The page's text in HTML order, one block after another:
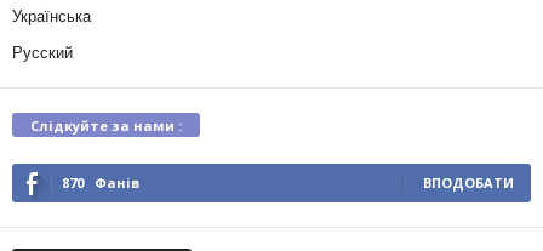
Українська
Русский
Слідкуйте за нами :
870 Фанів ВПОДОБАТИ